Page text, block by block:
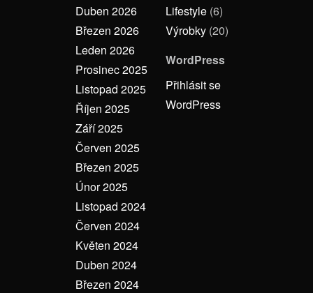
Duben 2026
Březen 2026
Leden 2026
Prosinec 2025
Listopad 2025
Říjen 2025
Září 2025
Červen 2025
Březen 2025
Únor 2025
Listopad 2024
Červen 2024
Květen 2024
Duben 2024
Březen 2024
Lifestyle (6)
Výrobky (20)
WordPress
Přihlásit se
WordPress